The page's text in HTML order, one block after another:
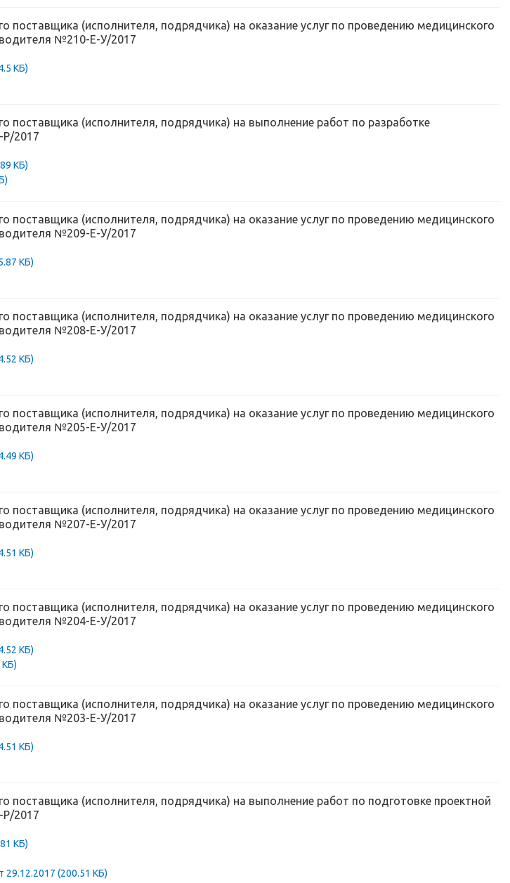
поставщика (исполнителя, подрядчика) на оказание услуг по проведению медицинского
№210-Е-У/2017
КБ)
поставщика (исполнителя, подрядчика) на выполнение работ по разработке
2017
КБ)
поставщика (исполнителя, подрядчика) на оказание услуг по проведению медицинского
№209-Е-У/2017
КБ)
поставщика (исполнителя, подрядчика) на оказание услуг по проведению медицинского
№208-Е-У/2017
КБ)
поставщика (исполнителя, подрядчика) на оказание услуг по проведению медицинского
№205-Е-У/2017
КБ)
поставщика (исполнителя, подрядчика) на оказание услуг по проведению медицинского
№207-Е-У/2017
КБ)
поставщика (исполнителя, подрядчика) на оказание услуг по проведению медицинского
№204-Е-У/2017
КБ)
КБ)
поставщика (исполнителя, подрядчика) на оказание услуг по проведению медицинского
№203-Е-У/2017
КБ)
поставщика (исполнителя, подрядчика) на выполнение работ по подготовке проектной
2017
КБ)
29.12.2017 (200.51 КБ)